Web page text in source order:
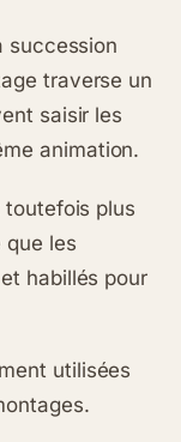
succession
traverse un
saisir les
animation.
toutefois plus
que les
habillés pour
utilisées